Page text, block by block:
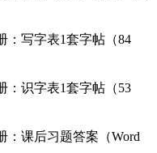
写字表1套字帖（84
识字表1套字帖（53
课后习题答案（Word